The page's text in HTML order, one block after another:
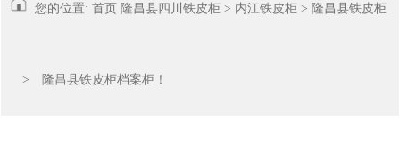
您的位置: 首页 隆昌县四川铁皮柜 > 内江铁皮柜 > 隆昌县铁皮柜
> 隆昌县铁皮柜档案柜！